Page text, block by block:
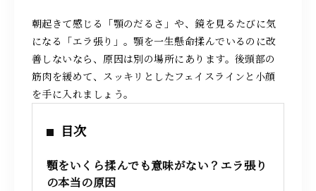
朝起きて感じる「顎のだるさ」や、鏡を見るたびに気
になる「エラ張り」。顎を一生懸命揉んでいるのに改
善しないなら、原因は別の場所にあります。後頭部の
筋肉を緩めて、スッキリとしたフェイスラインと小顔
を手に入れましょう。
目次
顎をいくら揉んでも意味がない？エラ張り
の本当の原因
施術のご予約